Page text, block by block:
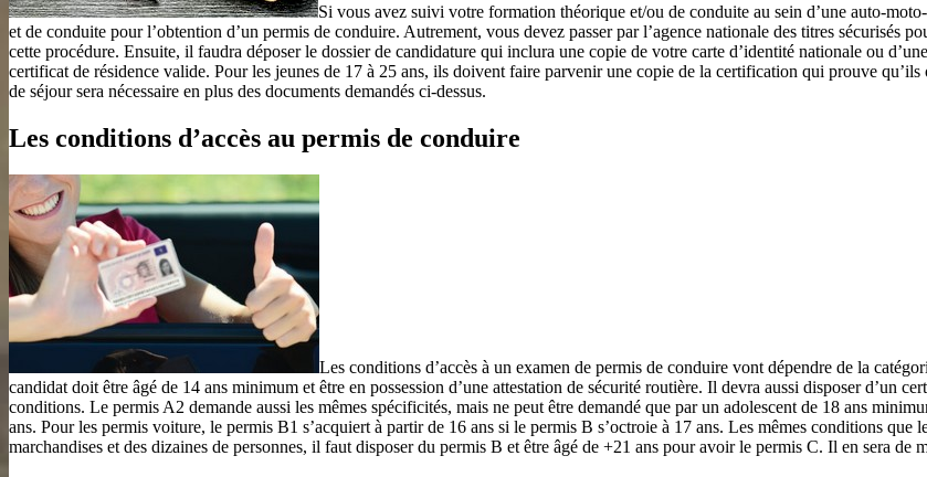
Si vous avez suivi votre formation théorique et/ou de conduite au sein d’une auto-
et de conduite pour l’obtention d’un permis de conduire. Autrement, vous devez passer par l’agence nationale des titres sécurisés
cette procédure. Ensuite, il faudra déposer le dossier de candidature qui inclura une copie de votre carte d’identité nationale ou
certificat de résidence valide. Pour les jeunes de 17 à 25 ans, ils doivent faire parvenir une copie de la certification qui prouve
de séjour sera nécessaire en plus des documents demandés ci-dessus.
Les conditions d’accès au permis de conduire
Les conditions d’accès à un examen de permis de conduire vont dépendre de la
candidat doit être âgé de 14 ans minimum et être en possession d’une attestation de sécurité routière. Il devra aussi disposer d’un
conditions. Le permis A2 demande aussi les mêmes spécificités, mais ne peut être demandé que par un adolescent de 18 ans
ans. Pour les permis voiture, le permis B1 s’acquiert à partir de 16 ans si le permis B s’octroie à 17 ans. Les mêmes conditions que
marchandises et des dizaines de personnes, il faut disposer du permis B et être âgé de +21 ans pour avoir le permis C. Il en sera